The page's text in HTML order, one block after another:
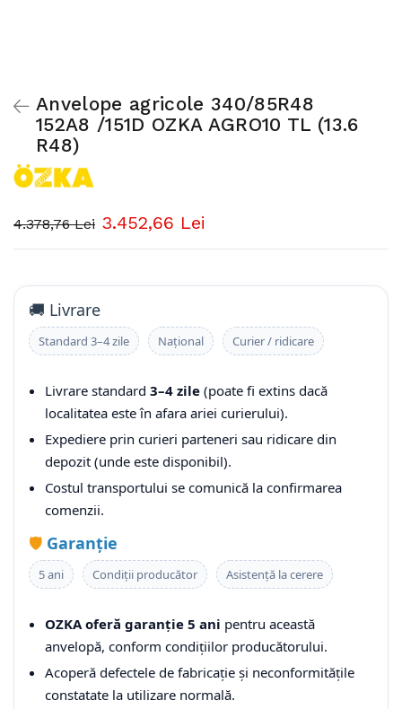
Anvelope agricole 340/85R48
152A8 /151D OZKA AGRO10 TL (13.6
R48)
4.378,76 Lei 3.452,66 Lei
🚚 Livrare
Standard 3–4 zile Național Curier / ridicare
Livrare standard 3–4 zile (poate fi extins dacă
localitatea este în afara ariei curierului).
Expediere prin curieri parteneri sau ridicare din
depozit (unde este disponibil).
Costul transportului se comunică la confirmarea
comenzii.
🛡️ Garanție
5 ani Condiții producător Asistență la cerere
OZKA oferă garanție 5 ani pentru această
anvelopă, conform condițiilor producătorului.
Acoperă defectele de fabricație și neconformitățile
constatate la utilizare normală.